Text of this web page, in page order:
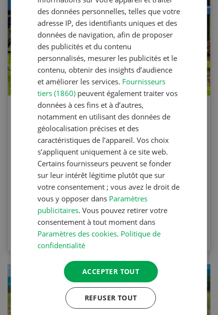
Agri Quiz sur le désherbage
mécanique
Testez vos connaissances en participant à
l’Agri Quiz de la Revue UFA. Les questions
portent sur le désherbage mécanique et les
machines spécifiques.
VERS LE QUIZ
des données personnelles, telles que votre
adresse IP, des identifiants uniques et des
données de navigation, afin de proposer
des publicités et du contenu
personnalisés, mesurer les publicités et le
contenu, obtenir des insights d’audience
et améliorer les services. Fournisseurs
tiers (1860) peuvent également traiter vos
données à ces fins et à d’autres,
notamment en utilisant des données de
géolocalisation précises et des
caractéristiques de l’appareil. Vos choix
s’appliquent uniquement à ce site web.
Certains fournisseurs peuvent se fonder
sur leur intérêt légitime plutôt que sur
votre consentement ; vous avez le droit de
vous y opposer dans Paramètres
publicitaires. Vous pouvez retirer votre
consentement à tout moment dans
Paramètres des cookies. Politique de
confidentialité
ACCEPTER TOUT
REFUSER TOUT